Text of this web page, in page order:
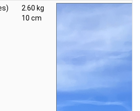
2.60 kg
10 cm